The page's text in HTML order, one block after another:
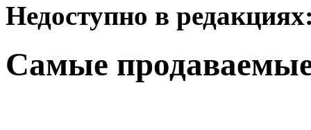
Недоступно в
Самые